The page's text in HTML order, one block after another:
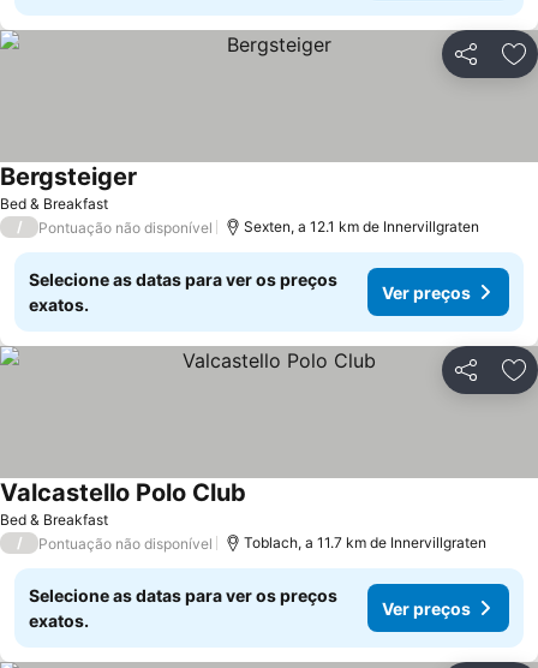
Partilhar
Bed & Breakfast
Bergsteiger
/ Pontuação não disponível Sexten, a 12.1 km de Innervillgraten
Selecione as datas para ver os preços
exatos.
Ver preços
Partilhar
Bed & Breakfast
Valcastello Polo Club
/ Pontuação não disponível Toblach, a 11.7 km de Innervillgraten
Selecione as datas para ver os preços
exatos.
Ver preços